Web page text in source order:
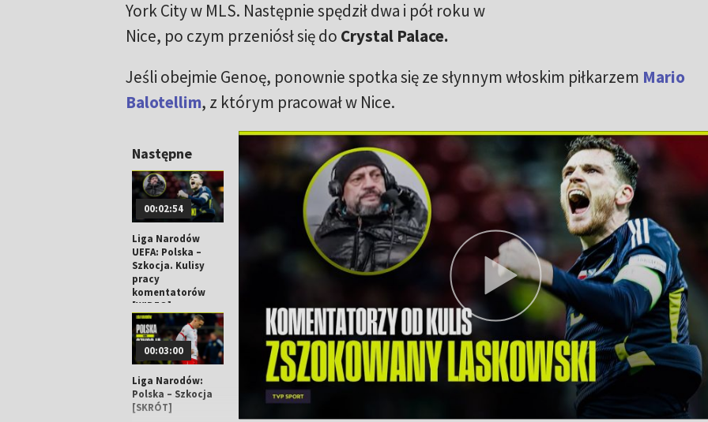
York City w MLS. Następnie spędził dwa i pół roku w
Nice, po czym przeniósł się do Crystal Palace.
Jeśli obejmie Genoę, ponownie spotka się ze słynnym włoskim piłkarzem Mario
Balotellim, z którym pracował w Nice.
Następne
00:02:54
Liga Narodów
UEFA: Polska –
Szkocja. Kulisy
pracy
komentatorów
[WIDEO]
00:03:00
Liga Narodów:
Polska – Szkocja
[SKRÓT]